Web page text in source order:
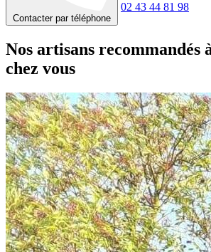
Contacter par téléphone
02 43 44 81 98
Nos artisans recommandés
chez vous